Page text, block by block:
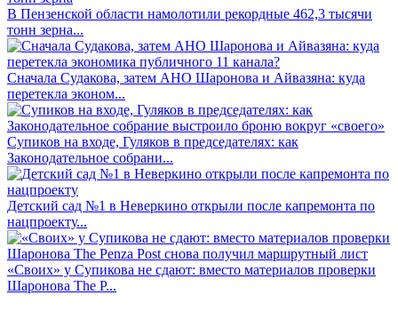
В Пензенской области намолотили рекордные 462,3 тысячи
тонн зерна...
Сначала Судакова, затем АНО Шаронова и Айвазяна: куда
перетекла эконом...
Супиков на входе, Гуляков в председателях: как
Законодательное собрани...
Детский сад №1 в Неверкино открыли после капремонта по
нацпроекту...
«Своих» у Супикова не сдают: вместо материалов проверки
Шаронова The P...